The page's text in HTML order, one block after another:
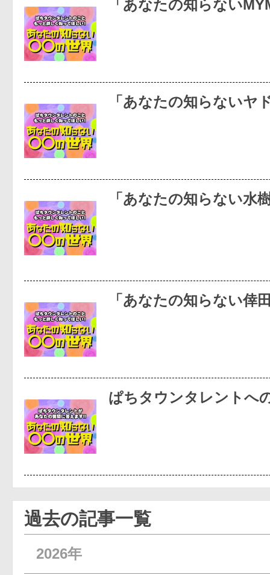
「あなたの知らない
「あなたの知らないヤ
「あなたの知らない水
「あなたの知らない倖
ぱちタウンタレントへ
過去の記事一覧
2026年